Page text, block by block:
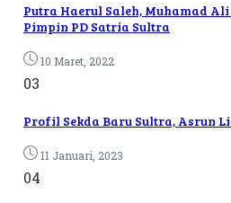
Putra Haerul Saleh, Muhamad
Pimpin PD Satria Sultra
10 Maret, 2022
03
Profil Sekda Baru Sultra, Asrun
11 Januari, 2023
04